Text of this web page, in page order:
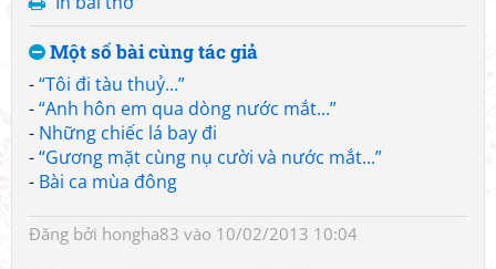
Một số bài cùng tác giả
-“Tôi đi tàu thuỷ...”
-“Anh hôn em qua dòng nước mắt...”
- Những chiếc lá bay đi
-“Gương mặt cùng nụ cười và nước mắt...”
- Bài ca mùa đông
Đăng bởi hongha83 vào 10/02/2013 10:04